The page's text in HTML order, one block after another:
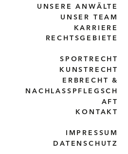
UNSERE ANWÄLTE
UNSER TEAM
KARRIERE
RECHTSGEBIETE
SPORTRECHT
KUNSTRECHT
ERBRECHT &
NACHLASSPFLEGSCH
AFT
KONTAKT
IMPRESSUM
DATENSCHUTZ